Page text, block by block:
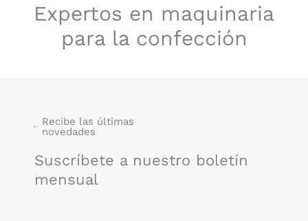
Expertos en maquinaria
para la confección
Recibe las últimas
novedades
Suscríbete a nuestro boletín
mensual